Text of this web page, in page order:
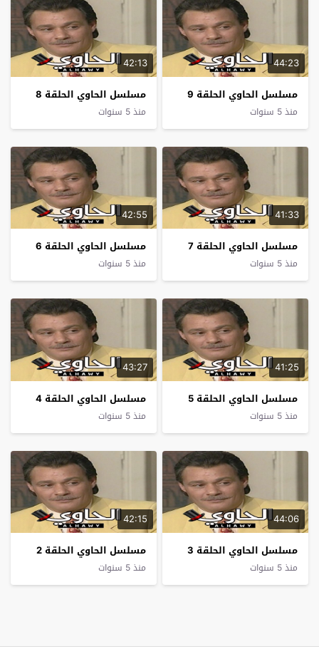
44:23
مسلسل الحاوي الحلقة 9
منذ 5 سنوات
42:13
مسلسل الحاوي الحلقة 8
منذ 5 سنوات
41:33
مسلسل الحاوي الحلقة 7
منذ 5 سنوات
42:55
مسلسل الحاوي الحلقة 6
منذ 5 سنوات
41:25
مسلسل الحاوي الحلقة 5
منذ 5 سنوات
43:27
مسلسل الحاوي الحلقة 4
منذ 5 سنوات
44:06
مسلسل الحاوي الحلقة 3
منذ 5 سنوات
42:15
مسلسل الحاوي الحلقة 2
منذ 5 سنوات